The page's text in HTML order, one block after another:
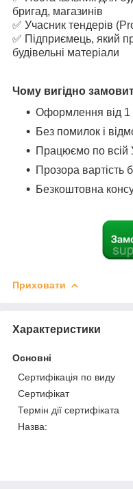
бригад, магазинів
✅ Учасник тендерів
✅ Підприємець, який
будівельні матеріали
Чому вигідно
Оформлення від 1
Без помилок і
Працюємо по всій
Прозора вартість
Безкоштовна
Приховати
Характеристики
Основні
Сертифікація по виду
Сертифікат
Термін дії сертифіката
Назва: